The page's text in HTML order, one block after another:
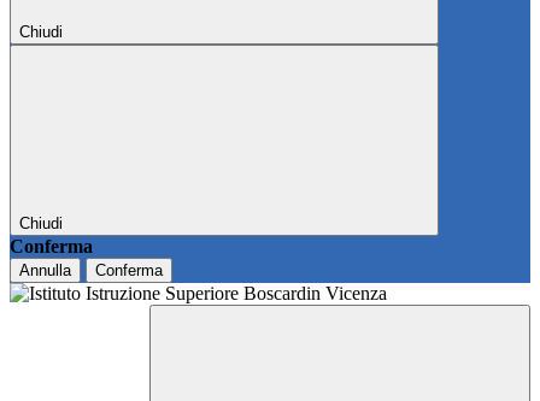
Chiudi
Chiudi
Conferma
Annulla Conferma